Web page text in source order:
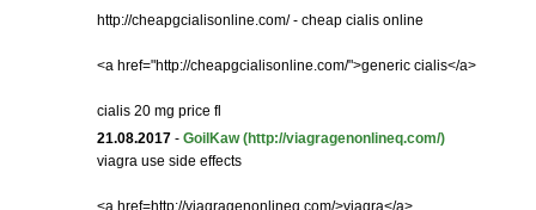
http://cheapgcialisonline.com/ - cheap cialis online
<a href="http://cheapgcialisonline.com/">generic cialis</a>
cialis 20 mg price fl
21.08.2017 - GoilKaw (http://viagragenonlineq.com/)
viagra use side effects
<a href=http://viagragenonlineq.com/>viagra</a>